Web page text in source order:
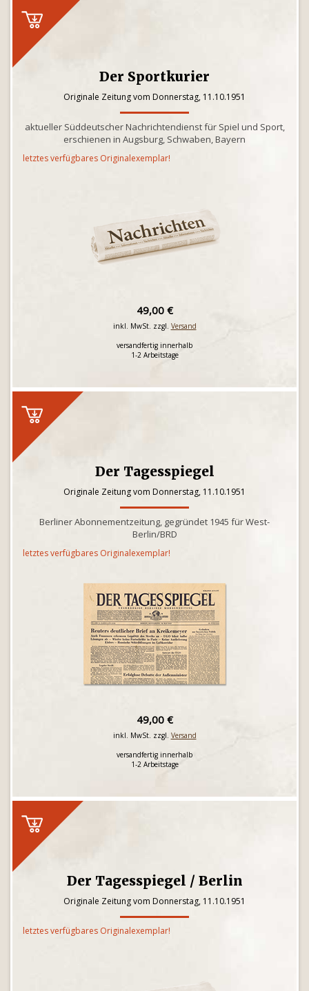
Der Sportkurier
Originale Zeitung vom Donnerstag, 11.10.1951
aktueller Süddeutscher Nachrichtendienst für Spiel und Sport,
erschienen in Augsburg, Schwaben, Bayern
letztes verfügbares Originalexemplar!
49,00 €
inkl. MwSt. zzgl. Versand
versandfertig innerhalb
1-2 Arbeitstage
Der Tagesspiegel
Originale Zeitung vom Donnerstag, 11.10.1951
Berliner Abonnementzeitung, gegründet 1945 für West-
Berlin/BRD
letztes verfügbares Originalexemplar!
49,00 €
inkl. MwSt. zzgl. Versand
versandfertig innerhalb
1-2 Arbeitstage
Der Tagesspiegel / Berlin
Originale Zeitung vom Donnerstag, 11.10.1951
letztes verfügbares Originalexemplar!